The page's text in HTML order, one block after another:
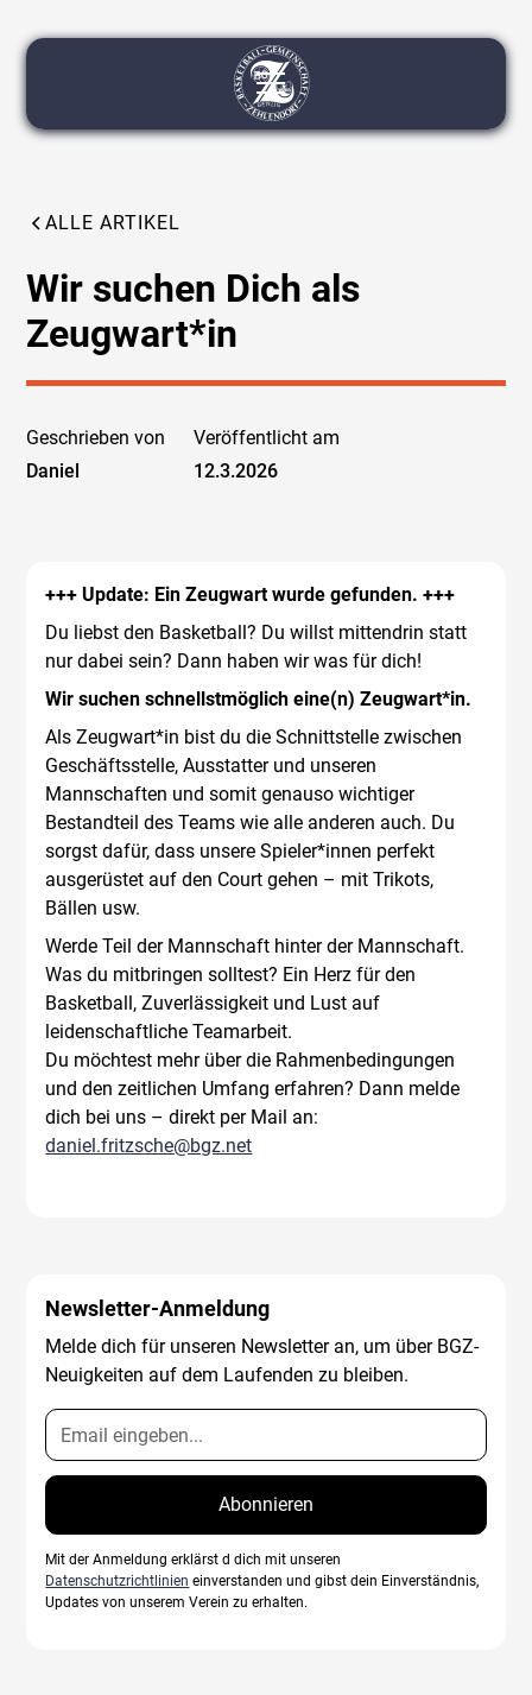
ALLE ARTIKEL
Wir suchen Dich als
Zeugwart*in
Geschrieben von
Daniel
Veröffentlicht am
12.3.2026
+++ Update: Ein Zeugwart wurde gefunden. +++
Du liebst den Basketball? Du willst mittendrin statt
nur dabei sein? Dann haben wir was für dich!
Wir suchen schnellstmöglich eine(n) Zeugwart*in.
Als Zeugwart*in bist du die Schnittstelle zwischen
Geschäftsstelle, Ausstatter und unseren
Mannschaften und somit genauso wichtiger
Bestandteil des Teams wie alle anderen auch. Du
sorgst dafür, dass unsere Spieler*innen perfekt
ausgerüstet auf den Court gehen – mit Trikots,
Bällen usw.
Werde Teil der Mannschaft hinter der Mannschaft.
Was du mitbringen solltest? Ein Herz für den
Basketball, Zuverlässigkeit und Lust auf
leidenschaftliche Teamarbeit.
Du möchtest mehr über die Rahmenbedingungen
und den zeitlichen Umfang erfahren? Dann melde
dich bei uns – direkt per Mail an:
daniel.fritzsche@bgz.net
Newsletter-Anmeldung
Melde dich für unseren Newsletter an, um über BGZ-
Neuigkeiten auf dem Laufenden zu bleiben.
Mit der Anmeldung erklärst d dich mit unseren
Datenschutzrichtlinien einverstanden und gibst dein Einverständnis,
Updates von unserem Verein zu erhalten.